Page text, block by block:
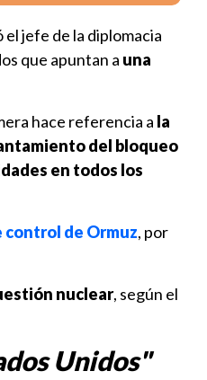
el jefe de la diplomacia
que apuntan a una
hace referencia a la
del bloqueo
en todos los
control de Ormuz, por
nuclear, según el
Unidos"